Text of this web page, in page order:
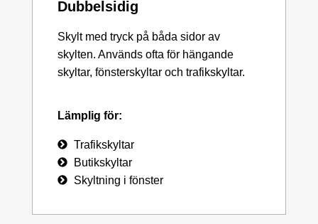
Dubbelsidig
Skylt med tryck på båda sidor av
skylten. Används ofta för hängande
skyltar, fönsterskyltar och trafikskyltar.
Lämplig för:
Trafikskyltar
Butikskyltar
Skyltning i fönster